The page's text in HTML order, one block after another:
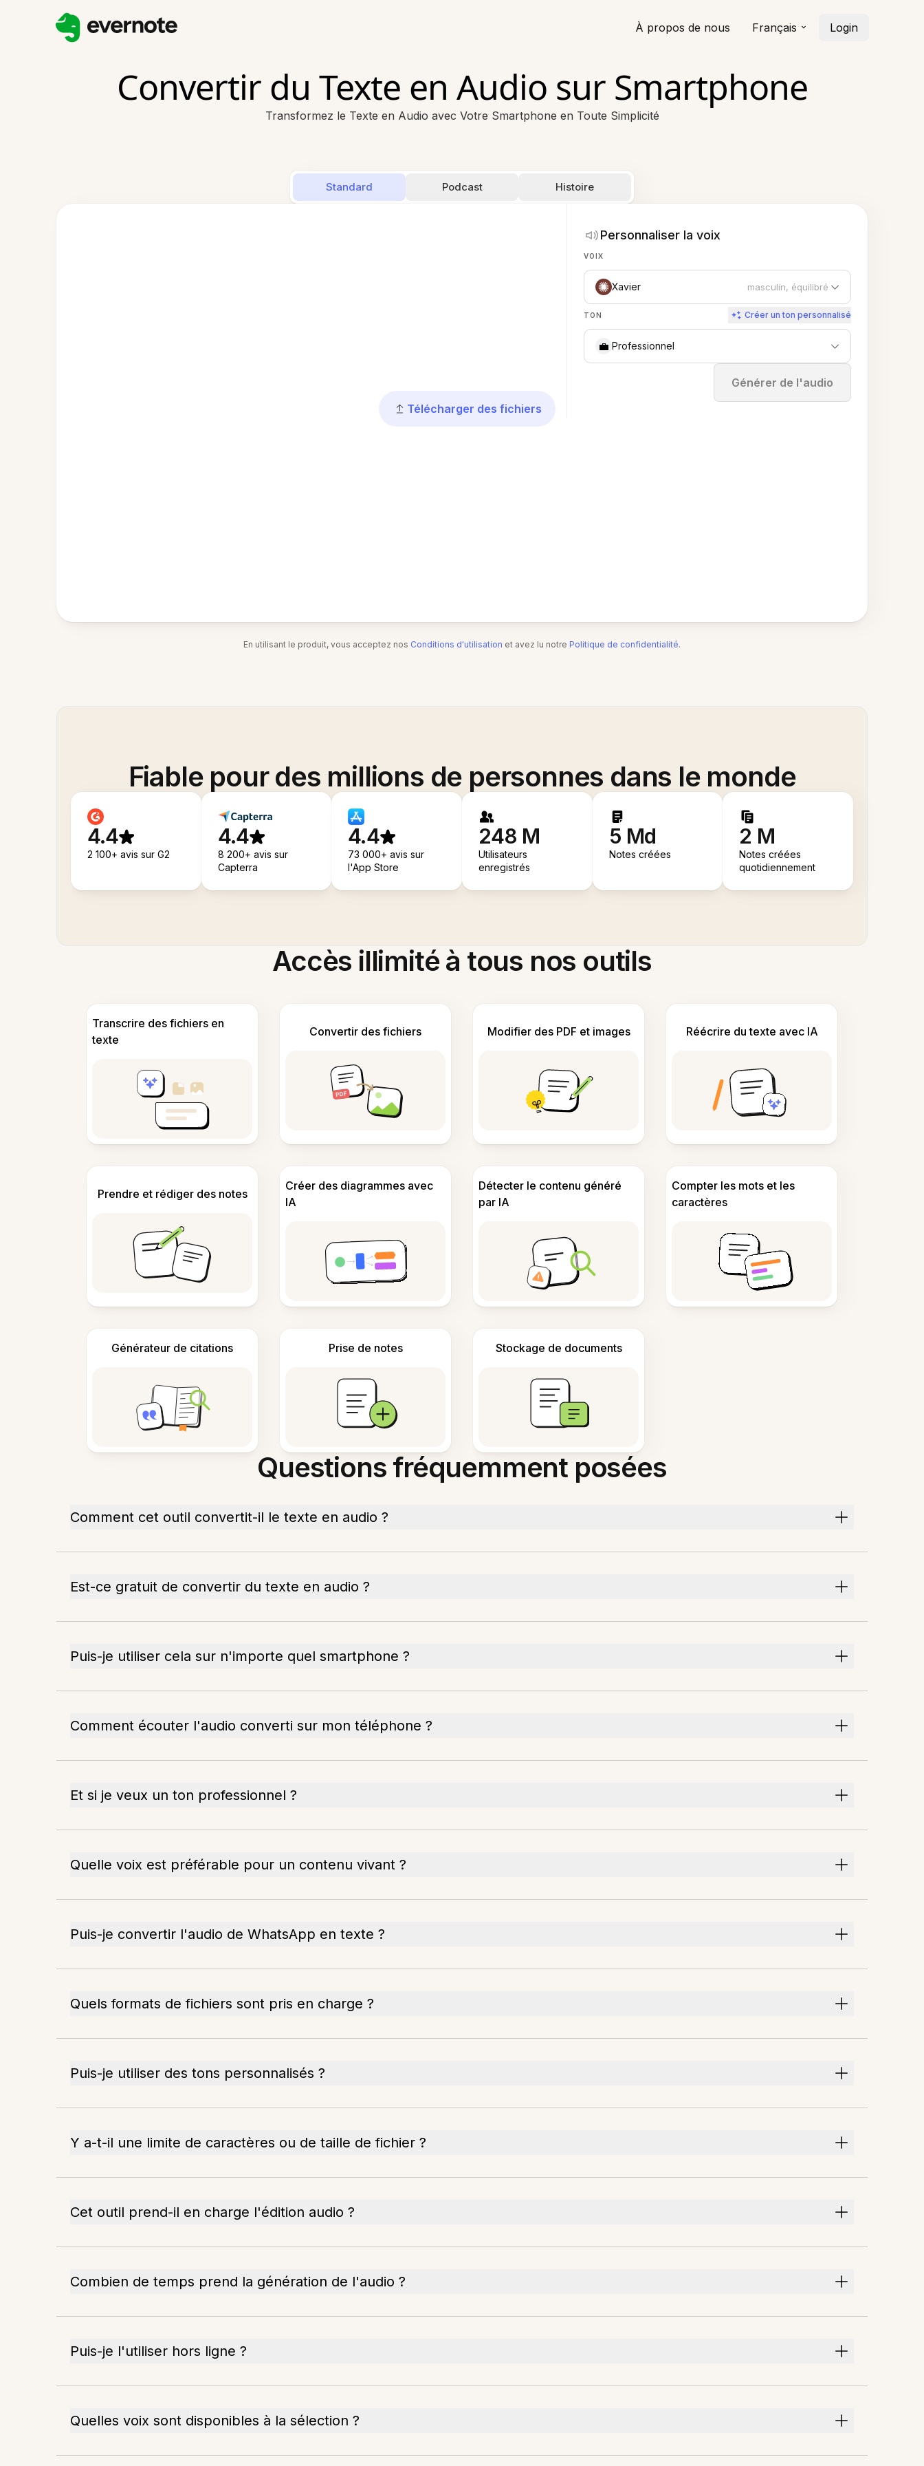
À propos de nous Français Login
Convertir du Texte en Audio sur Smartphone
Transformez le Texte en Audio avec Votre Smartphone en Toute Simplicité
Standard Podcast Histoire
Télécharger des fichiers
Personnaliser la voix
VOIX
Xavier masculin, équilibré
TON Créer un ton personnalisé
💼 Professionnel
Générer de l'audio
Arrêter
En utilisant le produit, vous acceptez nos Conditions d'utilisation et avez lu notre Politique de confidentialité.
Fiable pour des millions de personnes dans le monde
4.4
2 100+ avis sur G2
4.4
8 200+ avis sur
Capterra
4.4
73 000+ avis sur
l'App Store
248 M
Utilisateurs
enregistrés
5 Md
Notes créées
2 M
Notes créées
quotidiennement
Accès illimité à tous nos outils
Transcrire des fichiers en
texte
Convertir des fichiers Modifier des PDF et images Réécrire du texte avec IA
Prendre et rédiger des notes
Créer des diagrammes avec
IA
Détecter le contenu généré
par IA
Compter les mots et les
caractères
Générateur de citations Prise de notes Stockage de documents
Questions fréquemment posées
Comment cet outil convertit-il le texte en audio ?
Est-ce gratuit de convertir du texte en audio ?
Puis-je utiliser cela sur n'importe quel smartphone ?
Comment écouter l'audio converti sur mon téléphone ?
Et si je veux un ton professionnel ?
Quelle voix est préférable pour un contenu vivant ?
Puis-je convertir l'audio de WhatsApp en texte ?
Quels formats de fichiers sont pris en charge ?
Puis-je utiliser des tons personnalisés ?
Y a-t-il une limite de caractères ou de taille de fichier ?
Cet outil prend-il en charge l'édition audio ?
Combien de temps prend la génération de l'audio ?
Puis-je l'utiliser hors ligne ?
Quelles voix sont disponibles à la sélection ?